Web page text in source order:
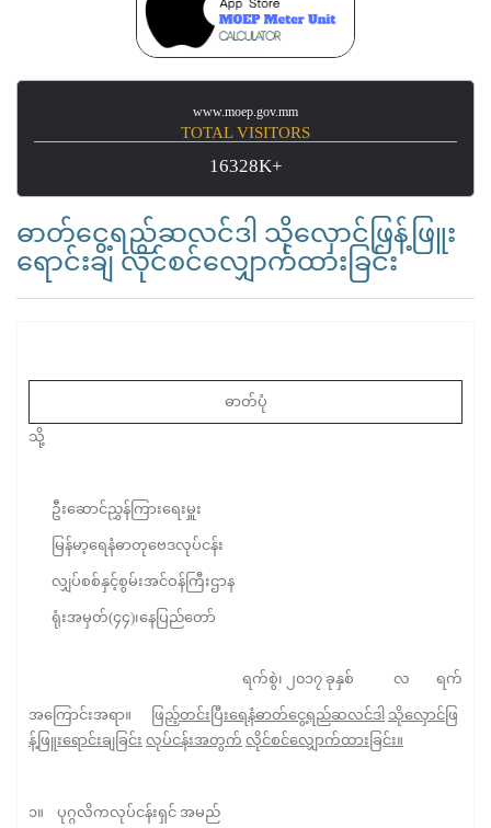
www.moep.gov.mm
TOTAL VISITORS
16328K+
ဓာတ်ငွေ့ရည်ဆလင်ဒါ သိုလှောင်ဖြန့်ဖြူး
ရောင်းချ လိုင်စင်လျှောက်ထားခြင်း
ဓာတ်ပုံ
သို့
ဦးဆောင်ညွှန်ကြားရေးမှူး
မြန်မာ့ရေနံဓာတုဗေဒလုပ်ငန်း
လျှပ်စစ်နှင့်စွမ်းအင်ဝန်ကြီးဌာန
ရုံးအမှတ်(၄၄)၊နေပြည်တော်
ရက်စွဲ၊ ၂၀၁၇ ခုနှစ် လ ရက်
အကြောင်းအရာ။ ဖြည့်တင်းပြီးရေနံဓာတ်ငွေ့ရည်ဆလင်ဒါ သိုလှောင်ဖြ
န့်ဖြူးရောင်းချခြင်း လုပ်ငန်းအတွက် လိုင်စင်လျှောက်ထားခြင်း။
၁။ ပုဂ္ဂလိကလုပ်ငန်းရှင် အမည်